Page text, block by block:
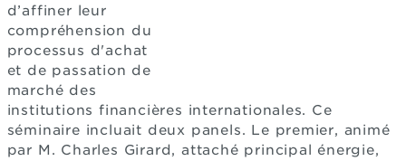
d’affiner leur
compréhension du
processus d'achat
et de passation de
marché des
institutions financières internationales. Ce
séminaire incluait deux panels. Le premier, animé
par M. Charles Girard, attaché principal énergie,